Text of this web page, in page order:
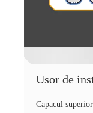
Usor de
Capacul